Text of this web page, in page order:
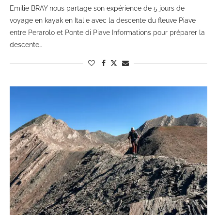
Emilie BRAY nous partage son expérience de 5 jours de
voyage en kayak en Italie avec la descente du fleuve Piave
entre Perarolo et Ponte di Piave Informations pour préparer la
descente…